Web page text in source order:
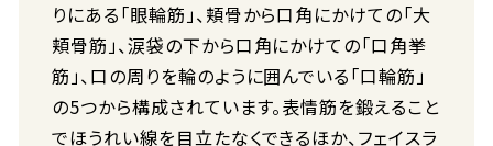
りにある「眼輪筋」、頬骨から口角にかけての「大
頬骨筋」、涙袋の下から口角にかけての「口角挙
筋」、口の周りを輪のように囲んでいる「口輪筋」
の5つから構成されています。表情筋を鍛えること
でほうれい線を目立たなくできるほか、フェイスラ